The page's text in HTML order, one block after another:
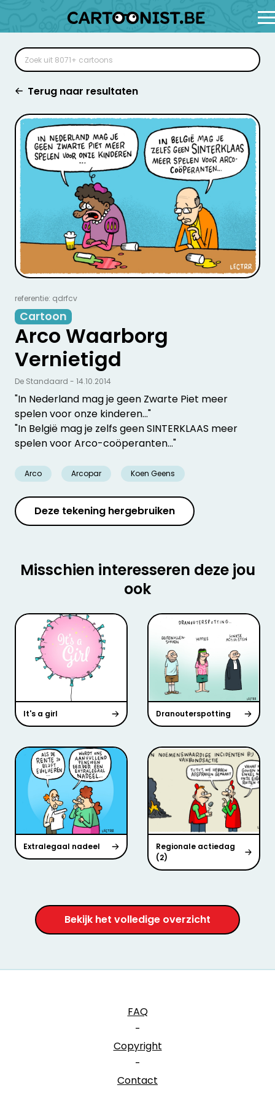
Terug naar resultaten
referentie: qdrfcv
Cartoon
Arco Waarborg
Vernietigd
"In Nederland mag je geen Zwarte Piet meer
spelen voor onze kinderen..."
"In België mag je zelfs geen SINTERKLAAS meer
spelen voor Arco-coöperanten..."
Arco Arcopar Koen Geens
De Standaard - 14.10.2014
Deze tekening hergebruiken
Misschien interesseren deze jou
ook
It's a girl Dranouterspotting
Extralegaal nadeel
Regionale actiedag
(2)
Bekijk het volledige overzicht
FAQ
-
Copyright
-
Contact